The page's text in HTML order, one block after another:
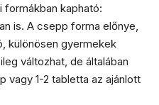
formákban kapható:
is. A csepp forma előnye,
különösen gyermekek
változhat, de általában
vagy 1-2 tabletta az ajánlott